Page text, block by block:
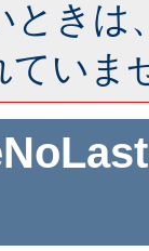
ときは
ていま